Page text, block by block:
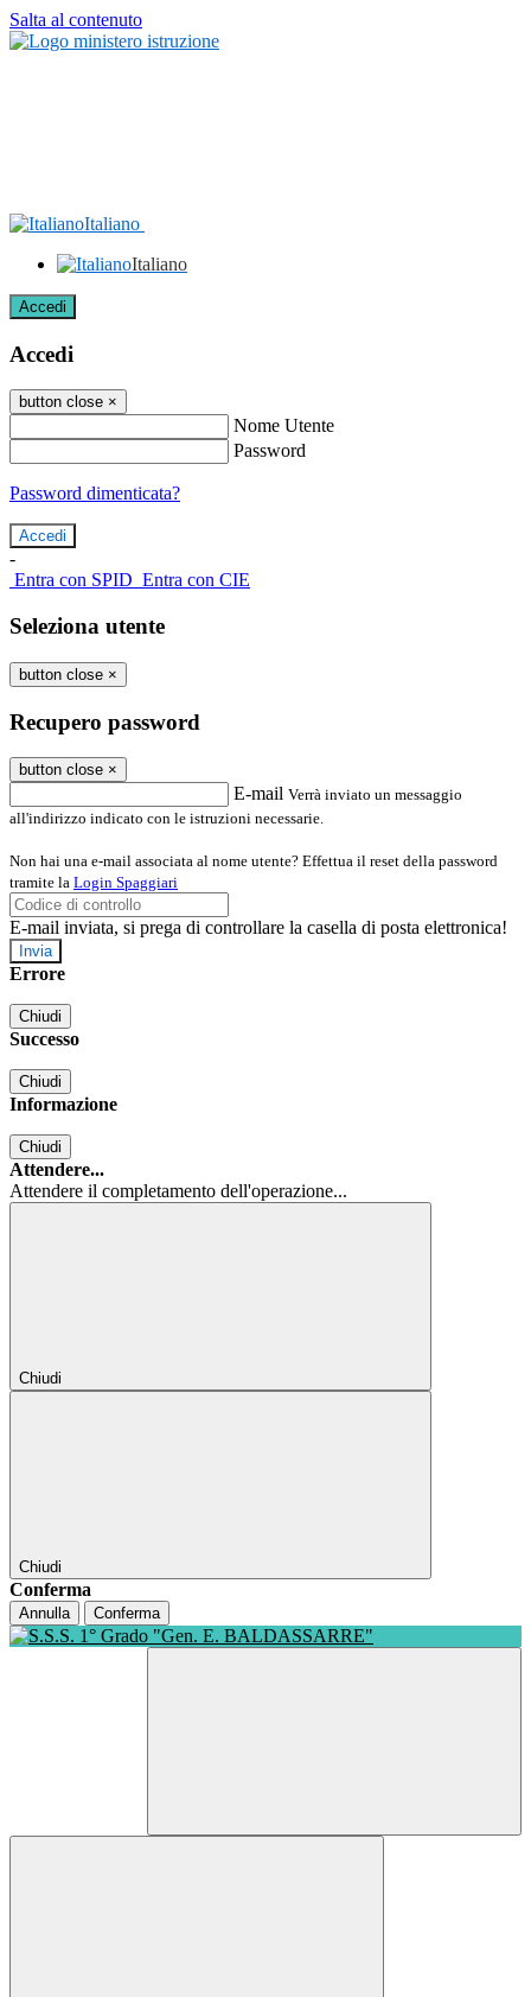
Salta al contenuto
Italiano
Italiano
Accedi
Accedi
button close ×
Nome Utente
Password
Password dimenticata?
-
Entra con SPID Entra con CIE
Seleziona utente
button close ×
Recupero password
button close ×
E-mail Verrà inviato un messaggio
all'indirizzo indicato con le istruzioni necessarie.
Non hai una e-mail associata al nome utente? Effettua il reset della password
tramite la Login Spaggiari
E-mail inviata, si prega di controllare la casella di posta elettronica!
Errore
Chiudi
Successo
Chiudi
Informazione
Chiudi
Attendere...
Attendere il completamento dell'operazione...
Chiudi
Chiudi
Conferma
Annulla Conferma